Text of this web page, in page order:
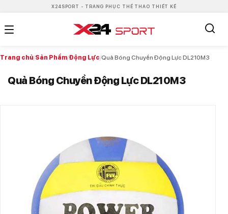
X24SPORT - TRANG PHỤC THỂ THAO THIẾT KẾ
Trang chủ/Sản Phẩm/Động Lực/Quả Bóng Chuyền Động Lực DL210M3
Quả Bóng Chuyền Động Lực DL210M3